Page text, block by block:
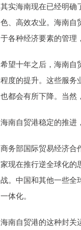
其实海南现在已经明确
色、高效农业。海南自
于各种经济要素的管理
希望十年之后，海南自
程度的提升。这些服务
也都会有所下降。当然
海南自贸港稳定的推进
商务部国际贸易经济合
家现在推行逆全球化的
战。中国和其他一些全
一体化。
海南自贸港的这种封关